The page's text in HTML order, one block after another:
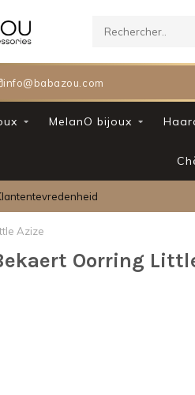
info@babazou.com
MelanO bijoux
Azize
Oorring